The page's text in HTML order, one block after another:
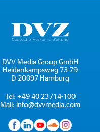
DVV Media Group GmbH
Heidenkampsweg 73-79
D-20097 Hamburg
Tel: +49 40 23714-100
Mail: info@dvvmedia.com